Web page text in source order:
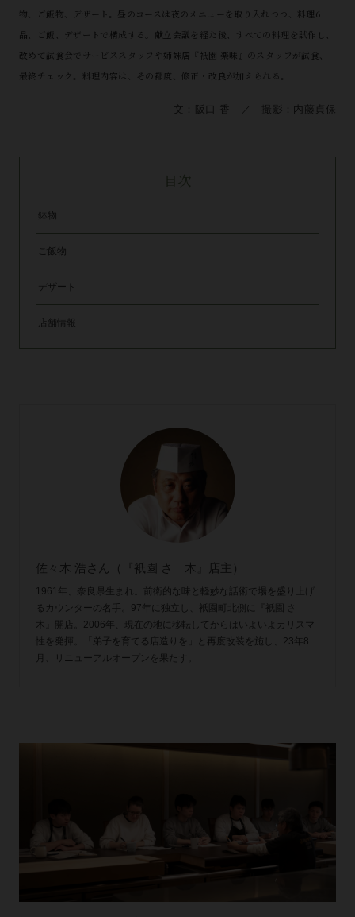
物、ご飯物、デザート。昼のコースは夜のメニューを取り入れつつ、料理6
品、ご飯、デザートで構成する。献立会議を経た後、すべての料理を試作し、
改めて試食会でサービススタッフや姉妹店『衹園 楽味』のスタッフが試食、
最終チェック。料理内容は、その都度、修正・改良が加えられる。
文：阪口 香 ／ 撮影：内藤貞保
目次
鉢物
ご飯物
デザート
店舗情報
佐々木 浩さん（『衹園 さゝ木』店主）
1961年、奈良県生まれ。前衛的な味と軽妙な話術で場を盛り上げ
るカウンターの名手。97年に独立し、衹園町北側に『衹園 さゝ
木』開店。2006年、現在の地に移転してからはいよいよカリスマ
性を発揮。「弟子を育てる店造りを」と再度改装を施し、23年8
月、リニューアルオープンを果たす。